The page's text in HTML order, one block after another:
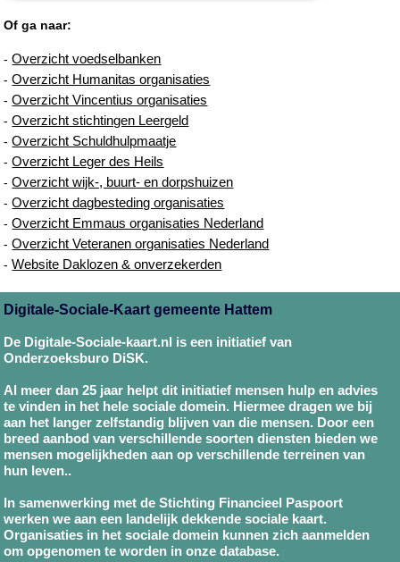
Of ga naar:
-Overzicht voedselbanken
-Overzicht Humanitas organisaties
-Overzicht Vincentius organisaties
-Overzicht stichtingen Leergeld
-Overzicht Schuldhulpmaatje
-Overzicht Leger des Heils
-Overzicht wijk-, buurt- en dorpshuizen
-Overzicht dagbesteding organisaties
-Overzicht Emmaus organisaties Nederland
-Overzicht Veteranen organisaties Nederland
-Website Daklozen & onverzekerden
Digitale-Sociale-Kaart gemeente Hattem
De Digitale-Sociale-kaart.nl is een initiatief van
Onderzoeksburo DiSK.
Al meer dan 25 jaar helpt dit initiatief mensen hulp en advies
te vinden in het hele sociale domein. Hiermee dragen we bij
aan het langer zelfstandig blijven van die mensen. Door een
breed aanbod van verschillende soorten diensten bieden we
mensen mogelijkheden aan op verschillende terreinen van
hun leven..
In samenwerking met de Stichting Financieel Paspoort
werken we aan een landelijk dekkende sociale kaart.
Organisaties in het sociale domein kunnen zich aanmelden
om opgenomen te worden in onze database.